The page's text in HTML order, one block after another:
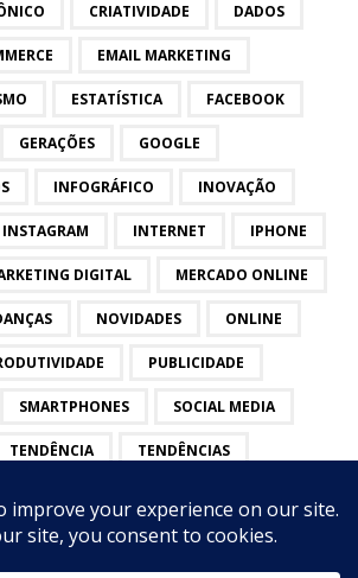
CRIATIVIDADE DADOS
EMAIL MARKETING
ESTATÍSTICA FACEBOOK
GERAÇÕES GOOGLE
INFOGRÁFICO INOVAÇÃO
INSTAGRAM INTERNET IPHONE
DIGITAL MERCADO ONLINE
NOVIDADES ONLINE
PUBLICIDADE
SMARTPHONES SOCIAL MEDIA
TENDÊNCIA TENDÊNCIAS